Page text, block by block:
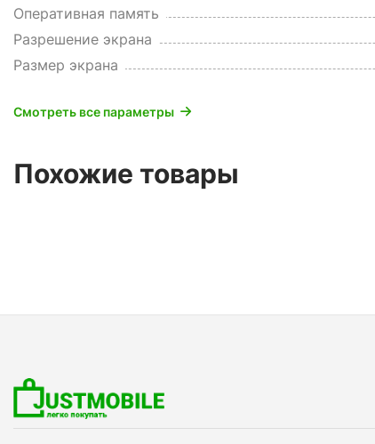
Оперативная память
Разрешение экрана
Размер экрана
Смотреть все параметры
Похожие товары